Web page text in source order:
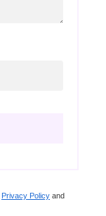
Privacy Policy and